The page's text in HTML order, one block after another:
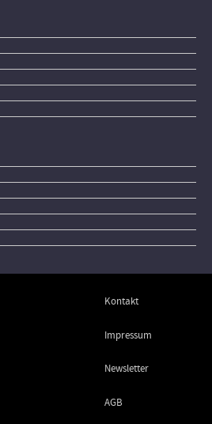
Kontakt
Impressum
Newsletter
AGB